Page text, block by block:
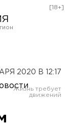
[18+]
2020 В 12:17